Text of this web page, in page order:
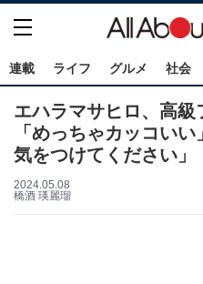
連載 ライフ グルメ 社会
エハラマサヒロ、高級
「めっちゃカッコい
気をつけてください」
2024.05.08
橋酒 瑛麗瑠